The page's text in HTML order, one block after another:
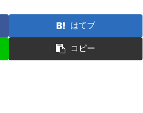
はてブ
コピー